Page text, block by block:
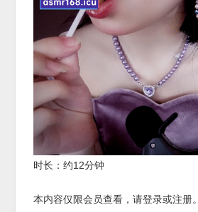
时长：约12分钟
本内容仅限会员查看，请登录或注册。